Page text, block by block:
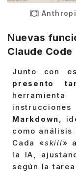
Nuevas
Claude Code
Junto con
presento
Markdown,
como
Cada «skill»
la IA,
según la